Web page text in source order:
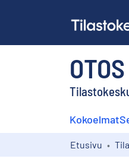
OTOS
Kokoelmat
Etusivu